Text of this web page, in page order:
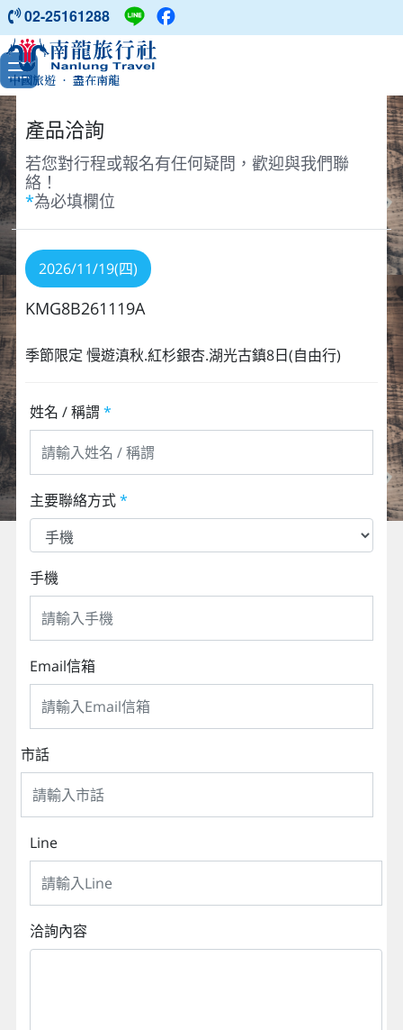
中國旅遊 ‧ 盡在南龍
02-25161288
產品洽詢
若您對行程或報名有任何疑問，歡迎與我們聯
絡！
*為必填欄位
2026/11/19(四)
KMG8B261119A
季節限定 慢遊滇秋.紅杉銀杏.湖光古鎮8日(自由行)
姓名 / 稱謂 *
主要聯絡方式*
手機
Email信箱
市話
Line
洽詢內容